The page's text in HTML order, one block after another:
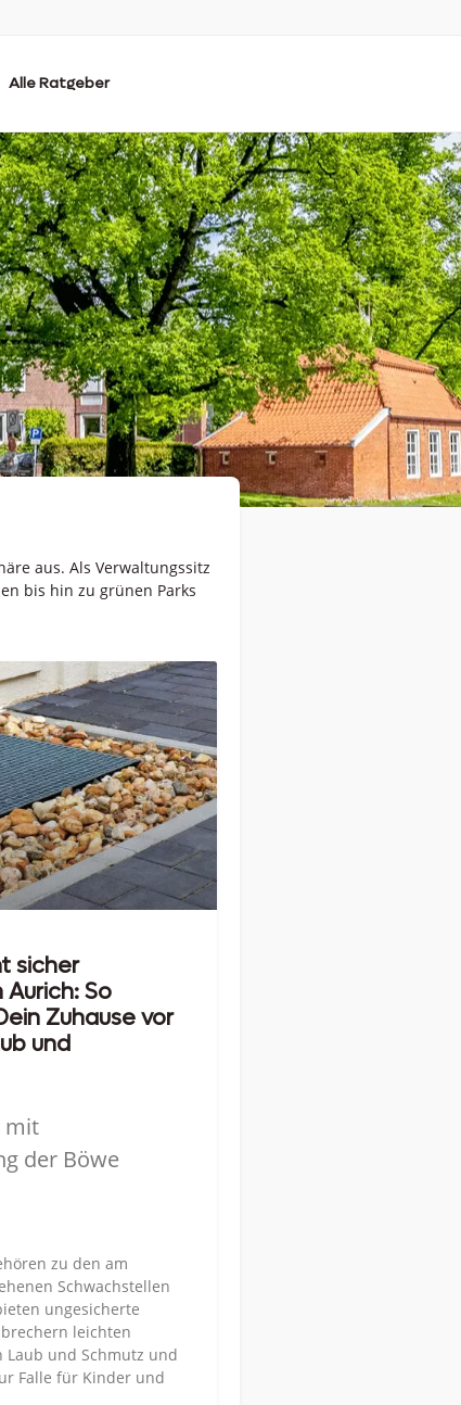
Alle Ratgeber
aus. Als Verwaltungssitz
bis hin zu grünen Parks
sicher
So
Zuhause vor
und
mit
der Böwe
zu den am
Schwachstellen
ungesicherte
leichten
Laub und Schmutz und
Falle für Kinder und